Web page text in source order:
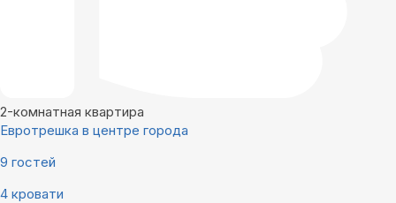
2-комнатная квартира
Евротрешка в центре города
9 гостей
4 кровати